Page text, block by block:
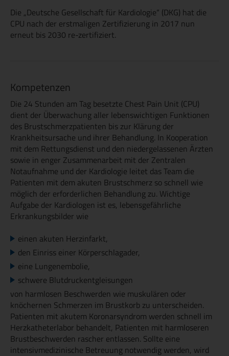
Die „Deutsche Gesellschaft für Kardiologie“ (DKG) hat die
CPU nach der erstmaligen Zertifizierung in 2017 nun
erneut bis 2030 re-zertifiziert.
Kompetenzen
Die 24 Stunden am Tag besetzte Chest Pain Unit (CPU)
dient der Überwachung aller lebenswichtigen Funktionen
des Brustschmerzpatienten bis zur Klärung der
Krankheitsursache und ihrer Behandlung. In Kooperation
mit dem Rettungsdienst und den niedergelassenen Ärzten
sowie in enger Zusammenarbeit mit der Zentralen
Notaufnahme und der Kardiologie leitet das Team die
Patienten mit dem akuten Brustschmerz so schnell wie
möglich der erforderlichen Behandlung zu. Wichtige
Aufgabe der Kardiologen ist es, lebensgefährliche
Erkrankungsbilder wie
einen akuten Herzinfarkt,
den Einriss einer Körperschlagader,
eine Lungenembolie,
schwere Blutdruckentgleisungen
von harmlosen Beschwerden wie muskulären oder
knöchernen Schmerzen im Brustkorb zu unterscheiden.
Patienten mit akutem Koronarsyndrom werden schnell im
Herzkatheterlabor behandelt, Patienten mit harmloseren
Brustbeschwerden rascher entlassen. Sollte eine
intensivmedizinische Betreuung notwendig werden, wird